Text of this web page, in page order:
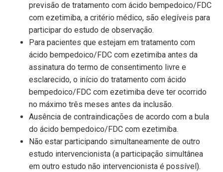
previsão de tratamento com ácido bempedoico/FDC
com ezetimiba, a critério médico, são elegíveis para
participar do estudo de observação.
Para pacientes que estejam em tratamento com
ácido bempedoico/FDC com ezetimiba antes da
assinatura do termo de consentimento livre e
esclarecido, o início do tratamento com ácido
bempedoico/FDC com ezetimiba deve ter ocorrido
no máximo três meses antes da inclusão.
Ausência de contraindicações de acordo com a bula
do ácido bempedoico/FDC com ezetimiba.
Não estar participando simultaneamente de outro
estudo intervencionista (a participação simultânea
em outro estudo não intervencionista é possível).